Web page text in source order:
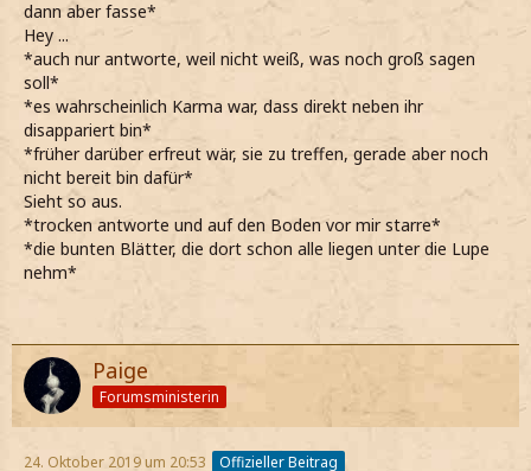
dann aber fasse*
Hey ...
*auch nur antworte, weil nicht weiß, was noch groß sagen
soll*
*es wahrscheinlich Karma war, dass direkt neben ihr
disappariert bin*
*früher darüber erfreut wär, sie zu treffen, gerade aber noch
nicht bereit bin dafür*
Sieht so aus.
*trocken antworte und auf den Boden vor mir starre*
*die bunten Blätter, die dort schon alle liegen unter die Lupe
nehm*
Paige
Forumsministerin
24. Oktober 2019 um 20:53 Offizieller Beitrag